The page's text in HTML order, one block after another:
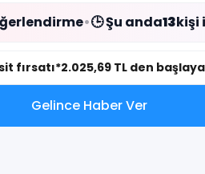
•🕒 Şu anda13kişi
fırsatı*2.025,69 TL den
Gelince Haber Ver